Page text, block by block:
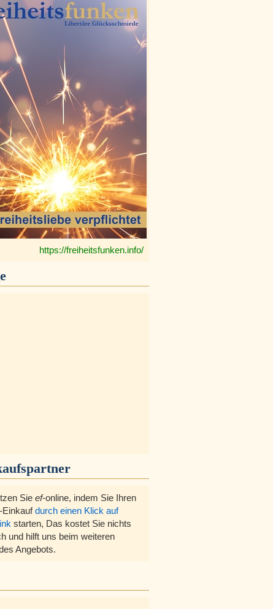
https://freiheitsfunken.info/
Sie ef-online, indem Sie Ihren
Einkaufdurch einen Klick auf
starten, Das kostet Sie nichts
und hilft uns beim weiteren
Angebots.